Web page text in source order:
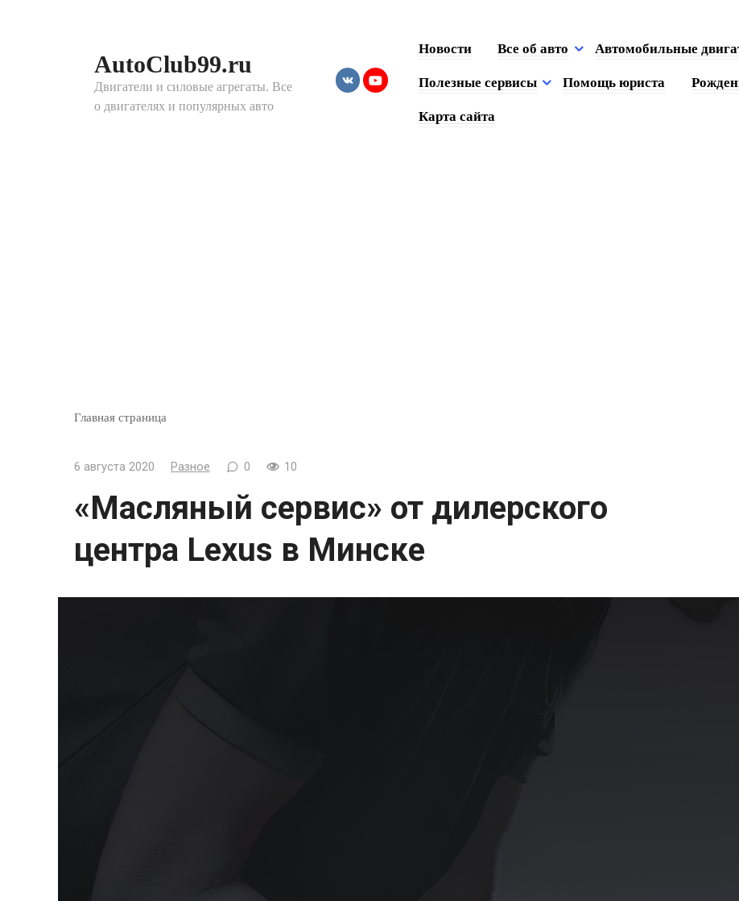
AutoClub99.ru
Двигатели и силовые агрегаты. Все
о двигателях и популярных авто
Новости Все об авто Автомобильные
Полезные сервисы Помощь юриста
Карта сайта
Главная страница
6 августа 2020 Разное 0 10
«Масляный сервис» от дилерского
центра Lexus в Минске